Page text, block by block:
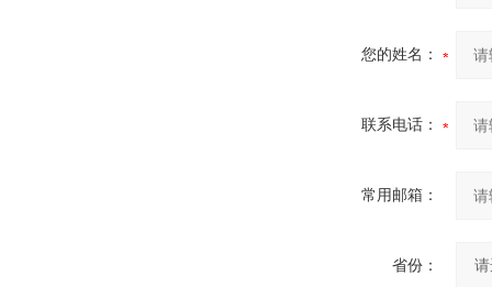
您的姓名：
联系电话：
常用邮箱：
省份：